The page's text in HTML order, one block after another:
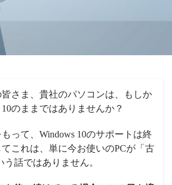
さま、貴社のパソコンは、もしか
10のままではありませんか？
って、Windows 10のサポートは終
これは、単に今お使いのPCが「古
う話ではありません。